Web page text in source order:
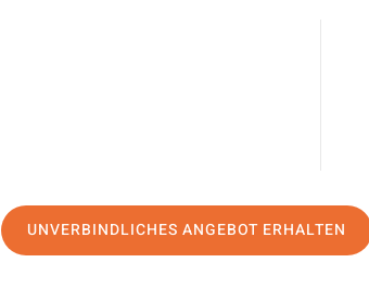
UNVERBINDLICHES ANGEBOT ERHALTEN